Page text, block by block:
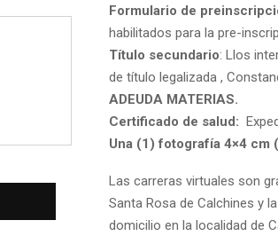
Formulario de
habilitados para la pre-
Título secundario: Llos
de título legalizada ,
ADEUDA MATERIAS.
Certificado de salud:
Una (1) fotografía 4×4 cm
Las carreras virtuales son
Santa Rosa de Calchines y la
domicilio en la localidad de